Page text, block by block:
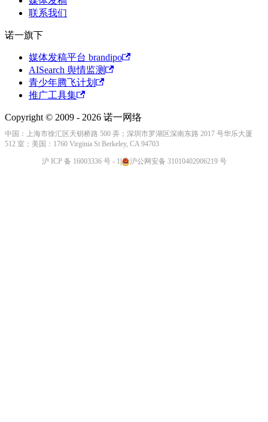
联系我们
诺一旗下
媒体发稿平台 brandipo
AISearch 舆情监测
青少年腾飞计划
推广工具集
Copyright © 2009 - 2026 诺一网络
中国：上海市徐汇区天钥桥路 500 弄；深圳市罗湖区深南东路 2017 号华乐大厦
512 室；美国：1760 Virginia St Berkeley, CA 94703
沪 ICP 备 16003336 号 - 1 沪公网安备 31010402006219 号